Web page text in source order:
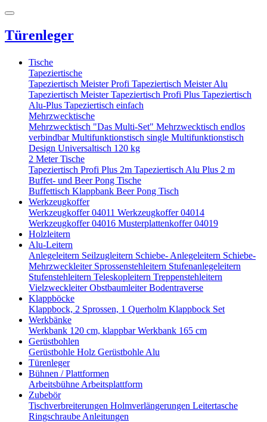
Türenleger
Tische
Tapeziertische
Tapeziertisch Meister Profi Tapeziertisch Meister Alu
Tapeziertisch MeisterTapeziertisch Profi Plus Tapeziertisch
Alu-Plus Tapeziertisch einfach
Mehrzwecktische
Mehrzwecktisch "Das Multi-Set" Mehrzwecktisch endlos
verbindbarMultifunktionstisch single Multifunktionstisch
Design Universaltisch 120 kg
2 Meter Tische
Tapeziertisch Profi Plus 2m Tapeziertisch Alu Plus 2 m
Buffet- und Beer Pong Tische
Buffettisch Klappbank Beer Pong Tisch
Werkzeugkoffer
Werkzeugkoffer 04011 Werkzeugkoffer 04014
Werkzeugkoffer 04016 Musterplattenkoffer 04019
Holzleitern
Alu-Leitern
Anlegeleitern Seilzugleitern Schiebe- Anlegeleitern Schiebe-
Mehrzweckleiter Sprossenstehleitern Stufenanlegeleitern
Stufenstehleitern Teleskopleitern Treppenstehleitern
VielzweckleiterObstbaumleiterBodentraverse
Klappböcke
Klappbock, 2 Sprossen, 1 Querholm Klappbock Set
Werkbänke
Werkbank 120 cm, klappbarWerkbank 165 cm
Gerüstbohlen
Gerüstbohle Holz Gerüstbohle Alu
Türenleger
Bühnen / Plattformen
Arbeitsbühne Arbeitsplattform
Zubebör
Tischverbreiterungen Holmverlängerungen Leitertasche
Ringschraube Anleitungen